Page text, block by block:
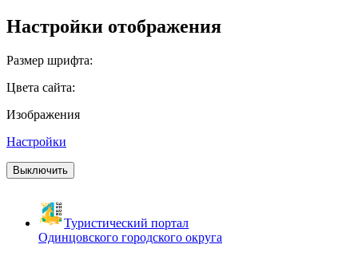
Настройки отображения
Размер шрифта:
Цвета сайта:
Изображения
Настройки
Выключить
Туристический портал
Одинцовского городского округа